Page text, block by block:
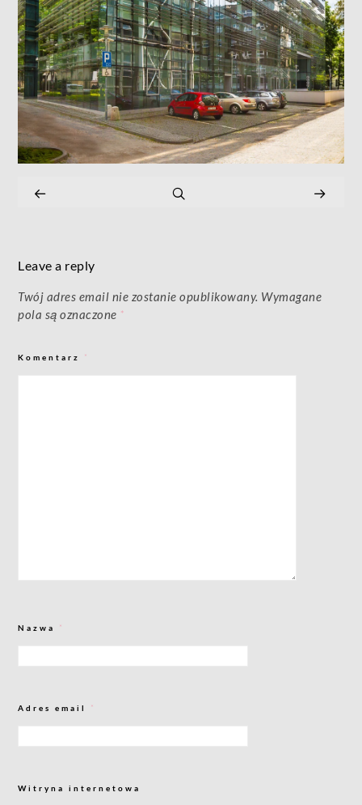
Leave a reply
Twój adres email nie zostanie opublikowany. Wymagane
pola są oznaczone *
Komentarz *
Nazwa *
Adres email *
Witryna internetowa